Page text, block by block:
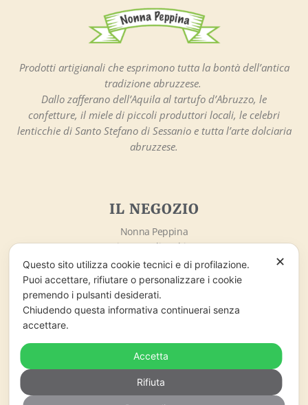
Prodotti artigianali che esprimono tutta la bontà dell’antica
tradizione abruzzese.
Dallo zafferano dell’Aquila al tartufo d’Abruzzo, le
confetture, il miele di piccoli produttori locali, le celebri
lenticchie di Santo Stefano di Sessanio e tutta l’arte dolciaria
abruzzese.
IL NEGOZIO
Nonna Peppina
Via Sotto gli Archi, 3
67020 – Santo Stefano di Sessanio (AQ)
info@nonnapeppina.it
Market lo Chalet di Marzaro Antonio
P.Iva 01998380669
ORARI DI APERTURA
Lunedì – Domenica
09:00 – 18:00
✕
Questo sito utilizza cookie tecnici e di profilazione.
Puoi accettare, rifiutare o personalizzare i cookie
premendo i pulsanti desiderati.
Chiudendo questa informativa continuerai senza
accettare.
Accetta
Rifiuta